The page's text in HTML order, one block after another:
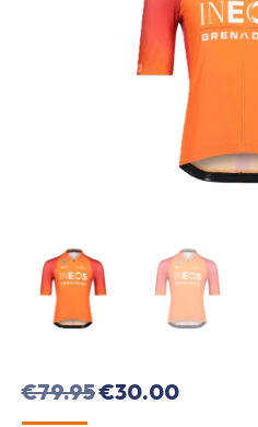
€79.95Oorspronkelijke
€30.00Huidige